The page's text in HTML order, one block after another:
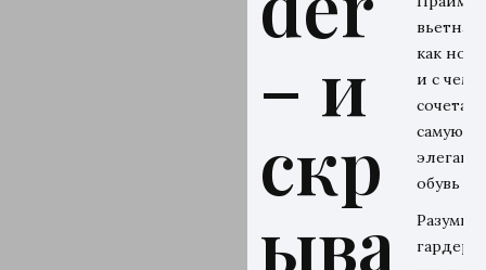
– и
скр
ыва
как
и с чем
сочетать
самую
обувь